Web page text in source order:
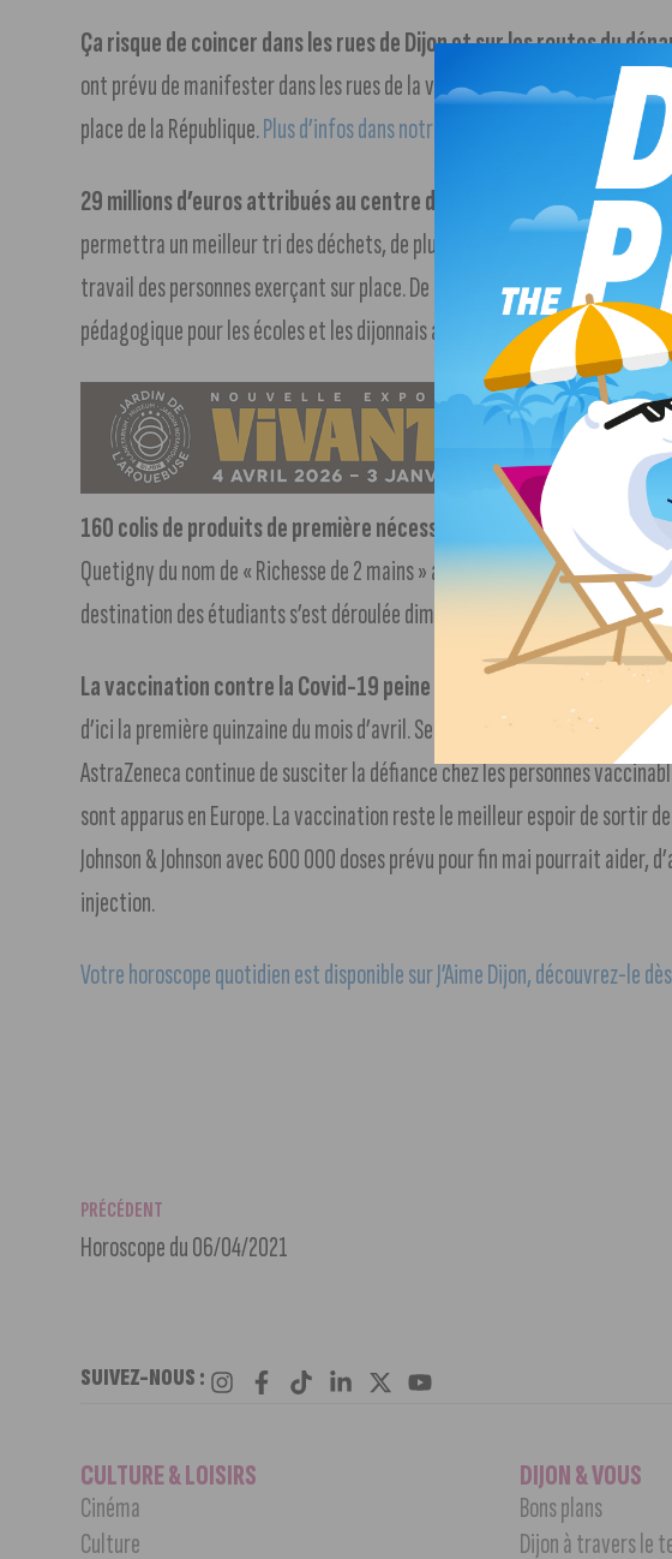
Ça risque de coincer dans les rues de Dijon et sur les routes du
ont prévu de manifester dans les rues de la ville. Ils partiront de plusieurs
place de la République.Plus d’infos dans notre article.
29 millions d’euros attribués au centre de tri de Dijon Métropole
permettra un meilleur tri des déchets, de plus en plus nombreux. Il
travail des personnes exerçant sur place. De plus, ce centre de tri «
pédagogique pour les écoles et les dijonnais afin d’apprendre et de mieux
160 colis de produits de première nécessité ont été distribués à
Quetigny du nom de « Richesse de 2 mains » a collecté sur plusieurs
destination des étudiants s’est déroulée dimanche dernier sur le Campus de
La vaccination contre la Covid-19 peine à décoller.
Objectif du
d’ici la première quinzaine du mois d’avril. Seulement, il existe des
AstraZeneca continue de susciter la défiance chez les personnes
sont apparus en Europe. La vaccination reste le meilleur espoir de sortir
Johnson & Johnson avec 600 000 doses prévu pour fin mai pourrait aider,
injection.
Votre horoscope quotidien est disponible sur J’Aime Dijon, découvrez-le
PRÉCÉDENT
Horoscope du 06/04/2021
SUIVEZ-NOUS :
CULTURE & LOISIRS
Cinéma
Culture
DIJON & VOUS
Bons plans
Dijon à travers le